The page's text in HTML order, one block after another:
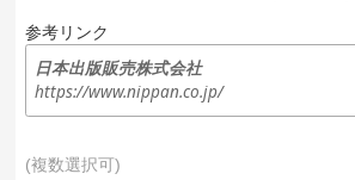
参考リンク
日本出版販売株式会社
https://www.nippan.co.jp/
複数選択可